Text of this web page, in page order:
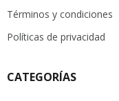
Términos y condiciones
Políticas de privacidad
CATEGORÍAS